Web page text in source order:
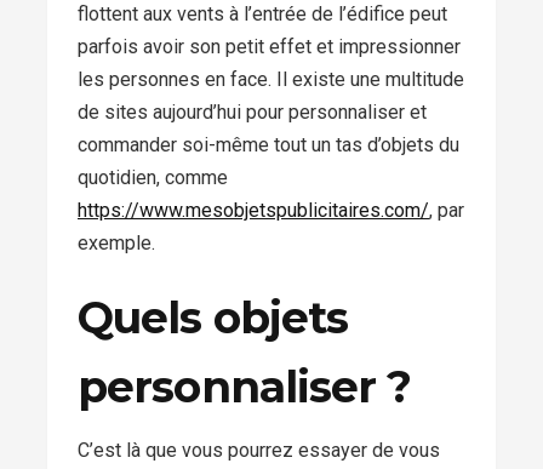
flottent aux vents à l’entrée de l’édifice peut
parfois avoir son petit effet et impressionner
les personnes en face. Il existe une multitude
de sites aujourd’hui pour personnaliser et
commander soi-même tout un tas d’objets du
quotidien, comme
https://www.mesobjetspublicitaires.com/, par
exemple.
Quels objets
personnaliser ?
C’est là que vous pourrez essayer de vous